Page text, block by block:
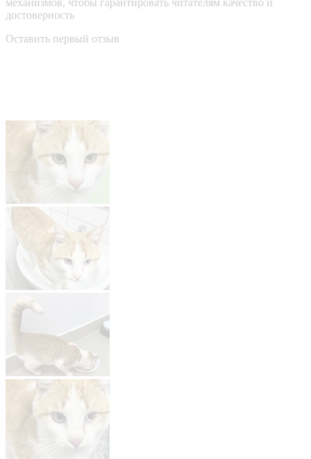
достоверность
Оставить первый отзыв